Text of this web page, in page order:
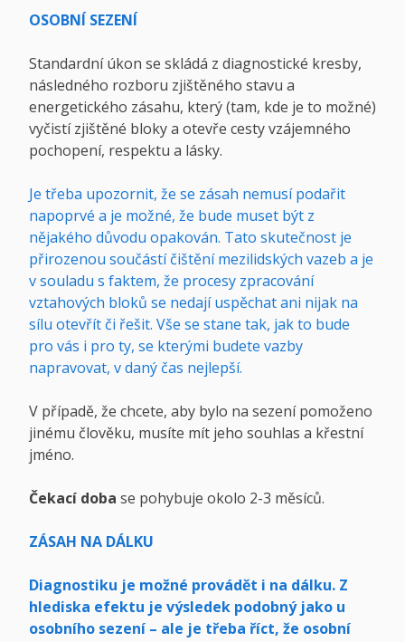
OSOBNÍ SEZENÍ
Standardní úkon se skládá z diagnostické kresby,
následného rozboru zjištěného stavu a
energetického zásahu, který (tam, kde je to možné)
vyčistí zjištěné bloky a otevře cesty vzájemného
pochopení, respektu a lásky.
Je třeba upozornit, že se zásah nemusí podařit
napoprvé a je možné, že bude muset být z
nějakého důvodu opakován. Tato skutečnost je
přirozenou součástí čištění mezilidských vazeb a je
v souladu s faktem, že procesy zpracování
vztahových bloků se nedají uspěchat ani nijak na
sílu otevřít či řešit. Vše se stane tak, jak to bude
pro vás i pro ty, se kterými budete vazby
napravovat, v daný čas nejlepší.
V případě, že chcete, aby bylo na sezení pomoženo
jinému člověku, musíte mít jeho souhlas a křestní
jméno.
Čekací doba se pohybuje okolo 2-3 měsíců.
ZÁSAH NA DÁLKU
Diagnostiku je možné provádět i na dálku. Z
hlediska efektu je výsledek podobný jako u
osobního sezení – ale je třeba říct, že osobní